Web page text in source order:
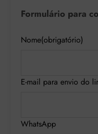
Formulário para
Nome(obrigatório)
E-mail para envio do
WhatsApp